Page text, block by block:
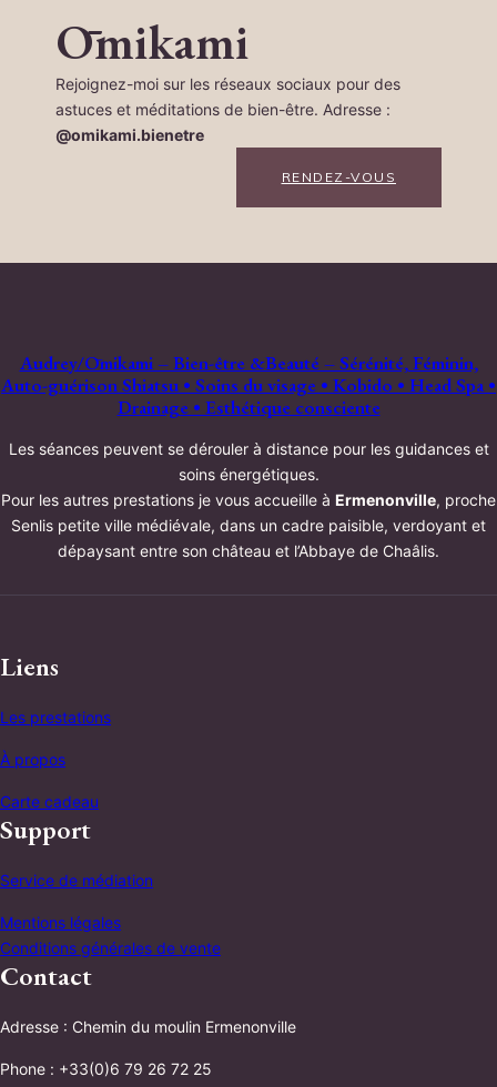
Ōmikami
Rejoignez-moi sur les réseaux sociaux pour des
astuces et méditations de bien-être. Adresse :
@omikami.bienetre
RENDEZ-VOUS
Audrey/Ōmikami – Bien-être &Beauté – Sérénité, Féminin,
Auto-guérison Shiatsu • Soins du visage • Kobido • Head Spa •
Drainage • Esthétique consciente
Les séances peuvent se dérouler à distance pour les guidances et
soins énergétiques.
Pour les autres prestations je vous accueille à Ermenonville, proche
Senlis petite ville médiévale, dans un cadre paisible, verdoyant et
dépaysant entre son château et l’Abbaye de Chaâlis.
Liens
Les prestations
À propos
Carte cadeau
Support
Service de médiation
Mentions légales
Conditions générales de vente
Contact
Adresse : Chemin du moulin Ermenonville
Phone : +33(0)6 79 26 72 25